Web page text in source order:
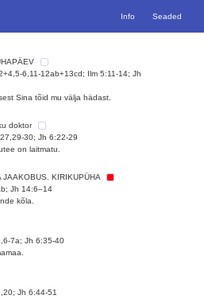
Info Seaded
6,11-12ab+13cd; Ilm 5:11-14; Jh
Sina tõid mu välja hädast.
doktor
30; Jh 6:22-29
on laitmatu.
KIRIKUPÜHA
Jh 14:6–14
kõla.
7a; Jh 6:35-40
Jh 6:44-51